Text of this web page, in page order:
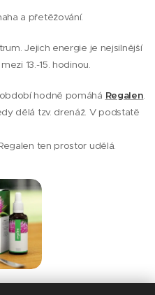
a přetěžování.
Jejich energie je nejsilnější
13.-15. hodinou.
hodně pomáhá Regalen.
dělá tzv. drenáž. V podstatě
ten prostor udělá.